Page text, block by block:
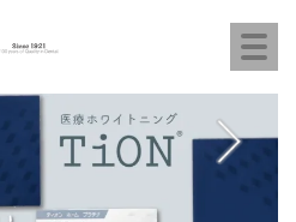
ジ
ー